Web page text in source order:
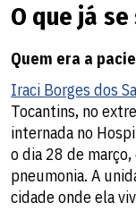
O que já
Quem era a
Iraci Borges dos
Tocantins, no
internada no
o dia 28 de
pneumonia. A
cidade onde ela